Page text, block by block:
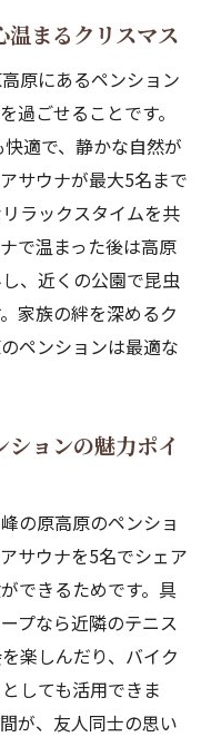
まるクリスマス
原にあるペンション
過ごせることです。
適で、静かな自然が
サウナが最大5名まで
ラックスタイムを共
で温まった後は高原
、近くの公園で昆虫
家族の絆を深めるク
ペンションは最適な
ョンの魅力ポイ
の原高原のペンショ
サウナを5名でシェア
できるためです。具
プなら近隣のテニス
楽しんだり、バイク
しても活用できま
が、友人同士の思い